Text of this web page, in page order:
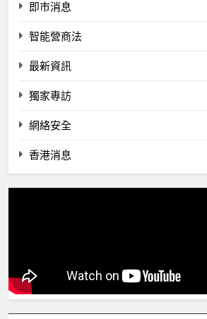
即市消息
智能營商法
最新資訊
獨家專訪
網絡安全
香港消息